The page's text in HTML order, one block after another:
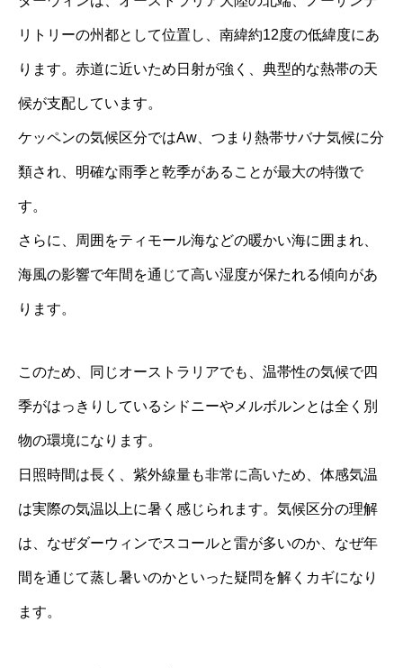
リトリーの州都として位置し、南緯約12度の低緯度にあ
ります。赤道に近いため日射が強く、典型的な熱帯の天
候が支配しています。
ケッペンの気候区分ではAw、つまり熱帯サバナ気候に分
類され、明確な雨季と乾季があることが最大の特徴で
す。
さらに、周囲をティモール海などの暖かい海に囲まれ、
海風の影響で年間を通じて高い湿度が保たれる傾向があ
ります。
このため、同じオーストラリアでも、温帯性の気候で四
季がはっきりしているシドニーやメルボルンとは全く別
物の環境になります。
日照時間は長く、紫外線量も非常に高いため、体感気温
は実際の気温以上に暑く感じられます。気候区分の理解
は、なぜダーウィンでスコールと雷が多いのか、なぜ年
間を通じて蒸し暑いのかといった疑問を解くカギになり
ます。